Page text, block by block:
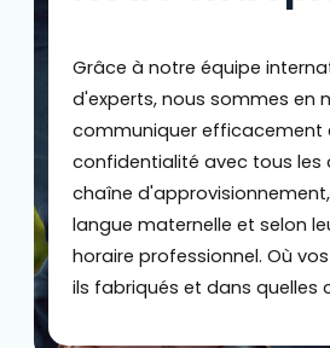
Grâce à notre équipe
d'experts, nous sommes en
communiquer efficacement
confidentialité avec tous les
chaîne
langue maternelle et selon
horaire professionnel. Où
ils fabriqués et dans quelles